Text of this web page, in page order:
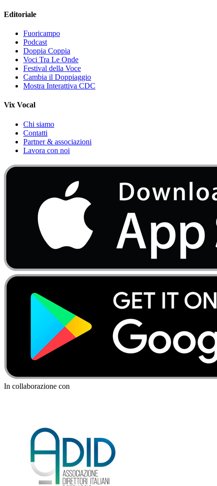
Editoriale
Fuoricampo
Podcast
Doppia Coppia
Voci Tra Le Onde
Festival della Voce
Cambia il Doppiaggio
Mostra Interattiva CDC
Vix Vocal
Chi siamo
Contatti
Partner & associazioni
Lavora con noi
In collaborazione con